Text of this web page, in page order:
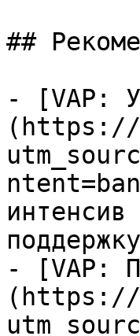
##
- [VAP:
(https://
- [VAP:
(https://